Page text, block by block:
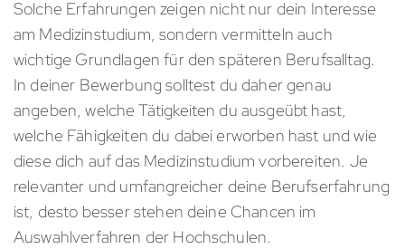
Solche Erfahrungen zeigen nicht nur dein Interesse
am Medizinstudium, sondern vermitteln auch
wichtige Grundlagen für den späteren Berufsalltag.
In deiner Bewerbung solltest du daher genau
angeben, welche Tätigkeiten du ausgeübt hast,
welche Fähigkeiten du dabei erworben hast und wie
diese dich auf das Medizinstudium vorbereiten. Je
relevanter und umfangreicher deine Berufserfahrung
ist, desto besser stehen deine Chancen im
Auswahlverfahren der Hochschulen.